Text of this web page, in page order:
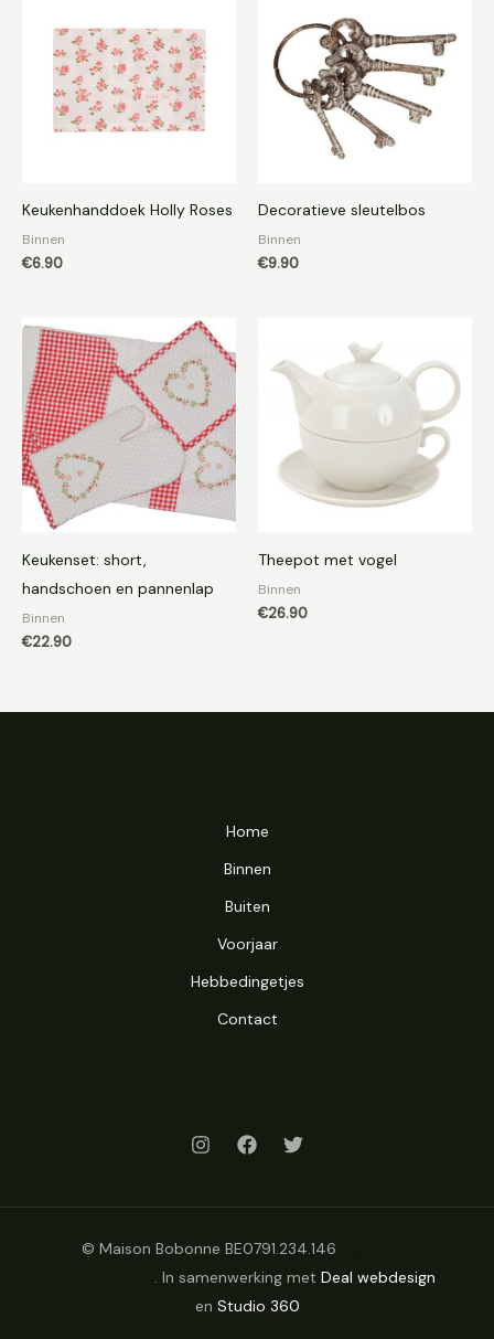
Keukenhanddoek Holly Roses
Binnen
€6.90
Decoratieve sleutelbos
Binnen
€9.90
Keukenset: short,
handschoen en pannenlap
Binnen
€22.90
Theepot met vogel
Binnen
€26.90
Home
Binnen
Buiten
Voorjaar
Hebbedingetjes
Contact
© Maison Bobonne BE0791.234.146
. In samenwerking met Deal webdesign
en Studio 360